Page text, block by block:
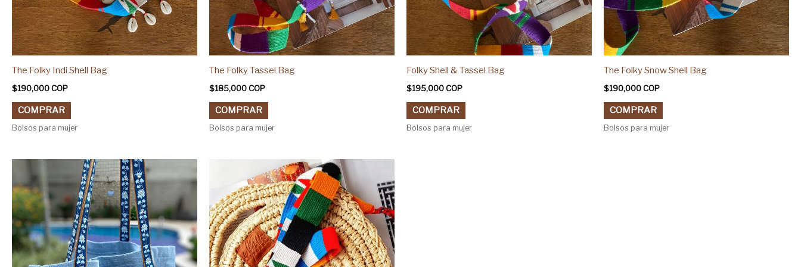
The Folky Indi Shell Bag
$190,000COP
COMPRAR
producto
Bolsos para mujer
The Folky Tassel Bag
$185,000COP
COMPRAR
producto
Bolsos para mujer
Folky Shell & Tassel Bag
$195,000COP
COMPRAR
producto
Bolsos para mujer
The Folky Snow Shell Bag
$190,000COP
COMPRAR
producto
Bolsos para mujer
Este
producto
tiene
múltiples
variantes.
Las
opciones
Este
producto
tiene
múltiples
variantes.
Las
opciones